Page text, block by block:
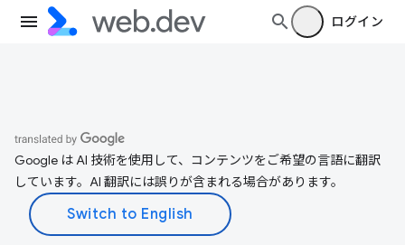
ログイン
Google は AI 技術を使用して、コンテンツをご希望の言語に翻訳
しています。AI 翻訳には誤りが含まれる場合があります。